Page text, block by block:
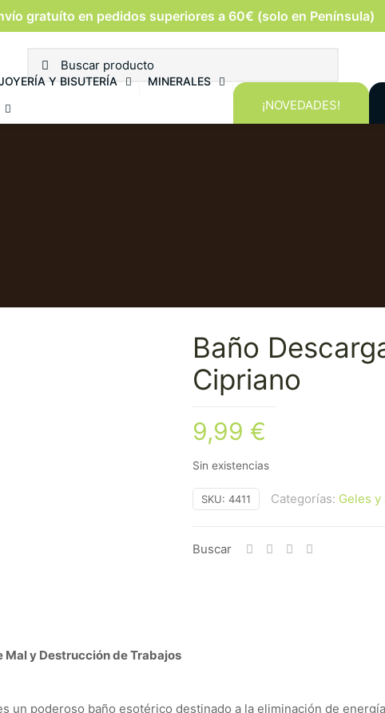
gratuíto en pedidos superiores a 60€ (solo en Península)
Y BISUTERÍA
MINERALES
¡NOVEDADES!
Baño
Cipriano
9,99 €
Sin existencias
SKU: 4411 Categorías: Geles
Buscar
Mal y Destrucción de Trabajos
un poderoso baño esotérico destinado a la eliminación de